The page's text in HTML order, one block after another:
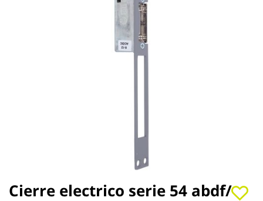
Cierre electrico serie 54 abdf/
Saltar
al